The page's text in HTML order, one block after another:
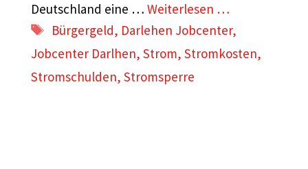
Deutschland eine … Weiterlesen …
Schlagwörter
Bürgergeld, Darlehen Jobcenter,
Jobcenter Darlhen, Strom, Stromkosten,
Stromschulden, Stromsperre